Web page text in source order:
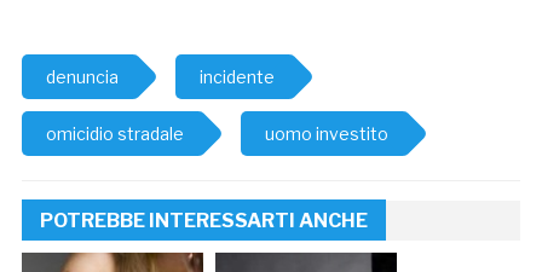
denuncia incidente
omicidio stradale uomo investito
POTREBBE INTERESSARTI ANCHE